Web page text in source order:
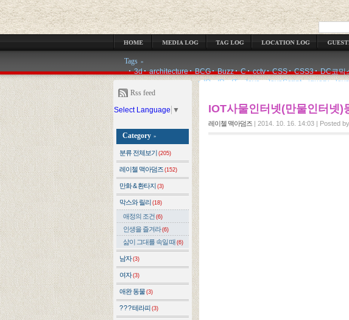
LOCATION LOG GUESTBOOK ADMIN WRITE
Tags »
3d architecture BCG Buzz C cctv CSS CSS3 DC코믹
IQ
IR IT Java JavaScript jquery
Rss feed
Select Language ▼
Category »
분류 전체보기 (205)
레이첼 맥아덤즈 (152)
만화 & 환타지 (3)
막스와 릴리 (18)
애정의 조건 (6)
인생을 즐겨라(6)
삶이 그대를 속일 때 (6)
남자(3)
여자(3)
애완 동물(3)
? ? ? 테라피 (3)
IOT사물인터넷(만물인터넷
레이첼 맥아덤즈 | 2014. 10. 16. 14:03 | Posted by